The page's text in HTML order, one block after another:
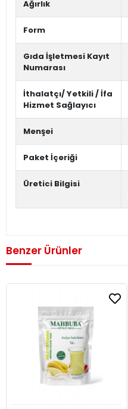
Ağırlık
Form
Gıda İşletmesi Kayıt
Numarası
İthalatçı/ Yetkili / İfa
Hizmet Sağlayıcı
Menşei
Paket İçeriği
Üretici Bilgisi
Benzer Ürünler